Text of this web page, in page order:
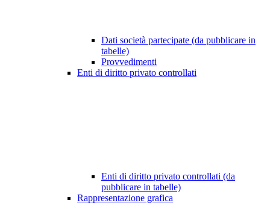
Dati società partecipate (da pubblicare in
tabelle)
Provvedimenti
Enti di diritto privato controllati
Enti di diritto privato controllati (da
pubblicare in tabelle)
Rappresentazione grafica